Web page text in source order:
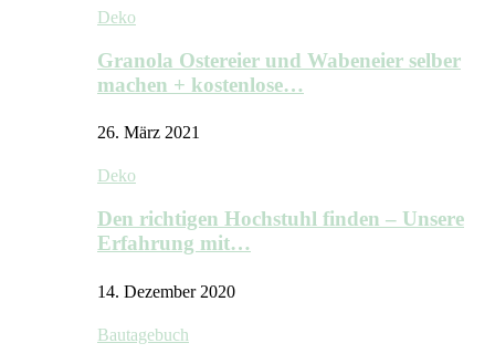
Deko
Granola Ostereier und Wabeneier selber
machen + kostenlose…
26. März 2021
Deko
Den richtigen Hochstuhl finden – Unsere
Erfahrung mit…
14. Dezember 2020
Bautagebuch